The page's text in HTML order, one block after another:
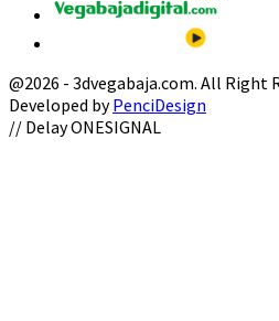
@2026 - 3dvegabaja.com. All Right
Developed byPenciDesign
Facebook
Twitter
Instagram
Youtube
Email
// Delay ONESIGNAL